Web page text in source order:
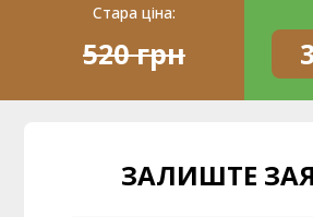
Стара ціна:
520 грн
ЗАЛИШТЕ